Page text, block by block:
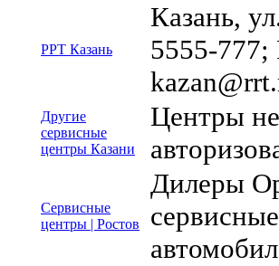
РРТ Казань
Казань,
5555-777;
Другие
сервисные
центры Казани
Центры
Сервисные
центры | Ростов
Дилеры